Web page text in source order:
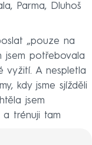
Parma, Dluhoš
„pouze na
jsem potřebovala
vyžití. A nespletla
kdy jsme sjížděli
jsem
trénuji tam